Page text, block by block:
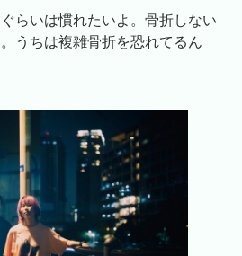
らいは慣れたいよ。骨折しない
うちは複雑骨折を恐れてるん